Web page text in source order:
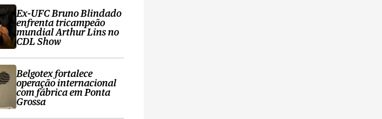
Ex-UFC Bruno Blindado
enfrenta tricampeão
mundial Arthur Lins no
CDL Show
Belgotex fortalece
operação internacional
com fábrica em Ponta
Grossa